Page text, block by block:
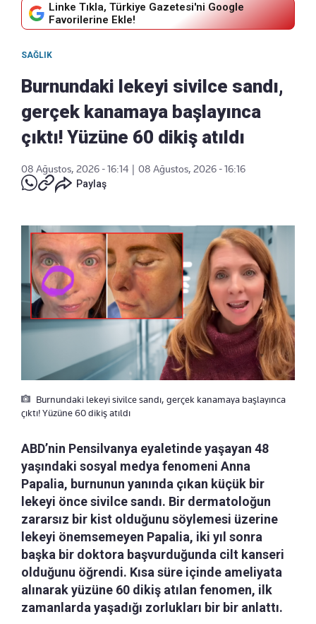
Linke Tıkla, Türkiye Gazetesi'ni Google
Favorilerine Ekle!
SAĞLIK
Burnundaki lekeyi sivilce sandı,
gerçek kanamaya başlayınca
çıktı! Yüzüne 60 dikiş atıldı
08 Ağustos, 2026 - 16:14
08 Ağustos, 2026 - 16:16
Paylaş
Burnundaki lekeyi sivilce sandı, gerçek kanamaya başlayınca
çıktı! Yüzüne 60 dikiş atıldı
ABD’nin Pensilvanya eyaletinde yaşayan 48
yaşındaki sosyal medya fenomeni Anna
Papalia, burnunun yanında çıkan küçük bir
lekeyi önce sivilce sandı. Bir dermatoloğun
zararsız bir kist olduğunu söylemesi üzerine
lekeyi önemsemeyen Papalia, iki yıl sonra
başka bir doktora başvurduğunda cilt kanseri
olduğunu öğrendi. Kısa süre içinde ameliyata
alınarak yüzüne 60 dikiş atılan fenomen, ilk
zamanlarda yaşadığı zorlukları bir bir anlattı.